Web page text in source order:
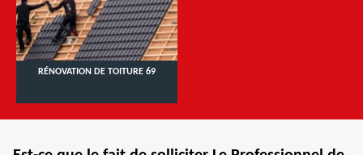
RÉNOVATION DE TOITURE 69